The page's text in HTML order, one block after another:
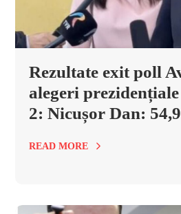
Rezultate exit poll
alegeri
2: Nicușor Dan:
READ MORE